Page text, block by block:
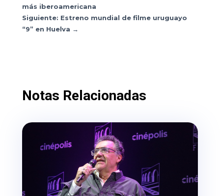
más iberoamericana
Siguiente: Estreno mundial de filme uruguayo
“9” en Huelva →
Notas Relacionadas